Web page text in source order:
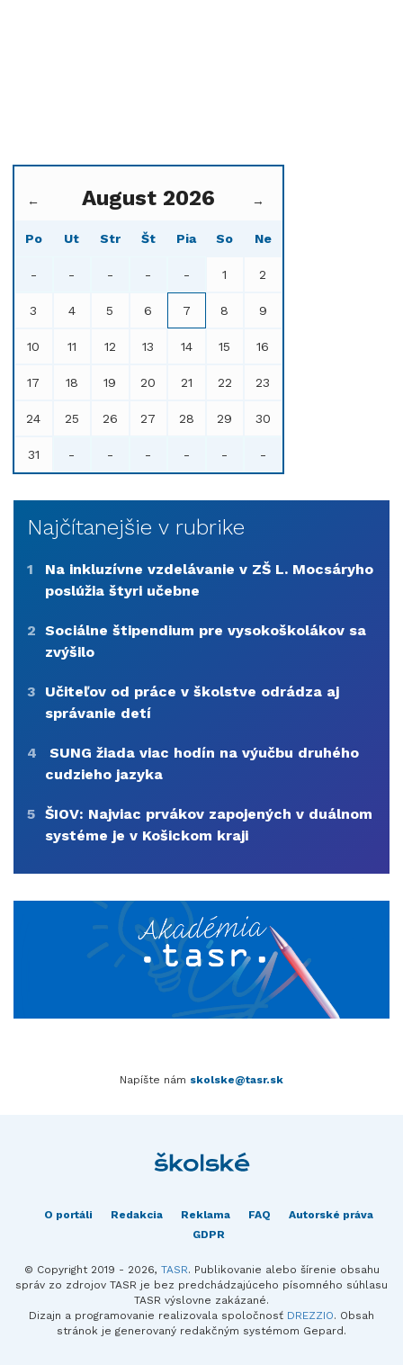
← August 2026 →
Po Ut Str Št Pia So Ne
- - - - - 1 2
3 4 5 6 7 8 9
10 11 12 13 14 15 16
17 18 19 20 21 22 23
24 25 26 27 28 29 30
31 - - - - - -
Najčítanejšie v rubrike
1
Na inkluzívne vzdelávanie v ZŠ L. Mocsáryho
poslúžia štyri učebne
2 Sociálne štipendium pre vysokoškolákov sa
zvýšilo
3
Učiteľov od práce v školstve odrádza aj
správanie detí
4
SUNG žiada viac hodín na výučbu druhého
cudzieho jazyka
5 ŠIOV: Najviac prvákov zapojených v duálnom
systéme je v Košickom kraji
Napíšte nám skolske@tasr.sk
O portáli Redakcia Reklama FAQ
Autorské práva
GDPR
© Copyright 2019 - 2026, TASR. Publikovanie alebo šírenie obsahu
správ zo zdrojov TASR je bez predchádzajúceho písomného súhlasu
TASR výslovne zakázané.
Dizajn a programovanie realizovala spoločnosť DREZZIO. Obsah
stránok je generovaný redakčným systémom Gepard.